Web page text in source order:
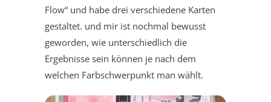
Flow“ und habe drei verschiedene Karten
gestaltet. und mir ist nochmal bewusst
geworden, wie unterschiedlich die
Ergebnisse sein können je nach dem
welchen Farbschwerpunkt man wählt.